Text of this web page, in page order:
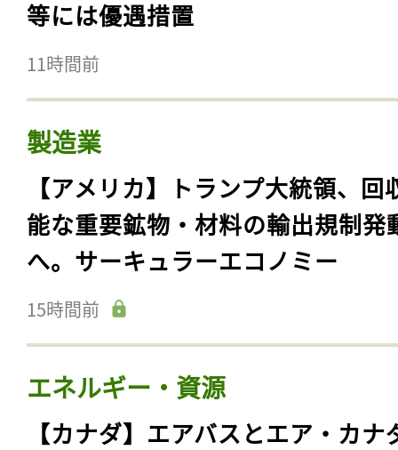
等には優遇措置
11時間前
製造業
【アメリカ】トランプ大統領、回
能な重要鉱物・材料の輸出規制発
へ。サーキュラーエコノミー
15時間前
エネルギー・資源
【カナダ】エアバスとエア・カナ